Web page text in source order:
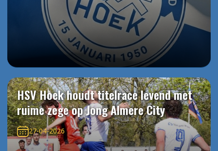
HSV Hoek houdt titelrace levend met
ruime zege op Jong Almere City
27-04-2026